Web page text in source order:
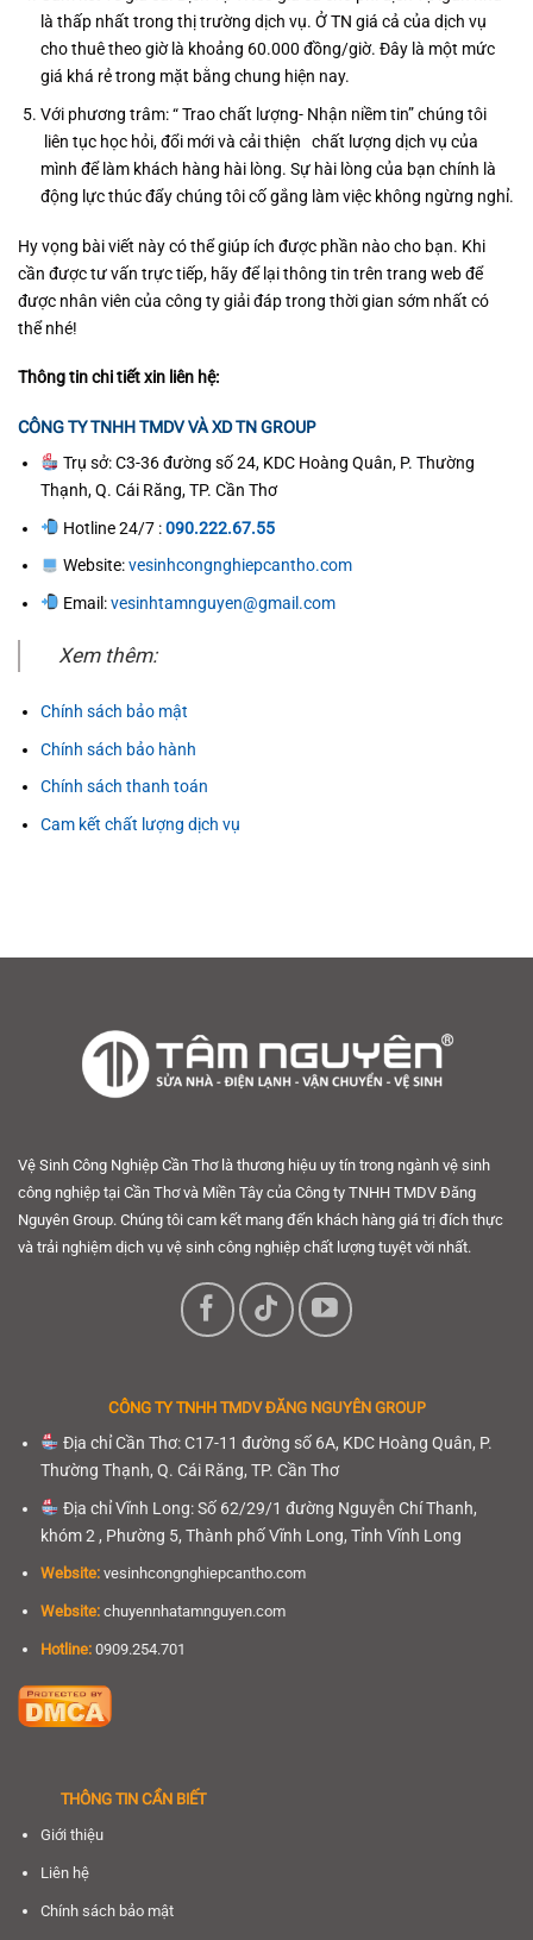
là thấp nhất trong thị trường dịch vụ. Ở TN giá cả của dịch vụ
cho thuê theo giờ là khoảng 60.000 đồng/giờ. Đây là một mức
giá khá rẻ trong mặt bằng chung hiện nay.
Với phương trâm: “ Trao chất lượng- Nhận niềm tin” chúng tôi
liên tục học hỏi, đổi mới và cải thiện chất lượng dịch vụ của
mình để làm khách hàng hài lòng. Sự hài lòng của bạn chính là
động lực thúc đẩy chúng tôi cố gắng làm việc không ngừng nghỉ.
Hy vọng bài viết này có thể giúp ích được phần nào cho bạn. Khi
cần được tư vấn trực tiếp, hãy để lại thông tin trên trang web để
được nhân viên của công ty giải đáp trong thời gian sớm nhất có
thể nhé!
Thông tin chi tiết xin liên hệ:
CÔNG TY TNHH TMDV VÀ XD TN GROUP
Trụ sở: C3-36 đường số 24, KDC Hoàng Quân, P. Thường
Thạnh, Q. Cái Răng, TP. Cần Thơ
Hotline 24/7 :090.222.67.55
Website:vesinhcongnghiepcantho.com
Email:vesinhtamnguyen@gmail.com
Xem thêm:
Chính sách bảo mật
Chính sách bảo hành
Chính sách thanh toán
Cam kết chất lượng dịch vụ
Vệ Sinh Công Nghiệp Cần Thơ là thương hiệu uy tín trong ngành vệ sinh
công nghiệp tại Cần Thơ và Miền Tây của Công ty TNHH TMDV Đăng
Nguyên Group. Chúng tôi cam kết mang đến khách hàng giá trị đích thực
và trải nghiệm dịch vụ vệ sinh công nghiệp chất lượng tuyệt vời nhất.
CÔNG TY TNHH TMDV ĐĂNG NGUYÊN GROUP
Địa chỉ Cần Thơ: C17-11 đường số 6A, KDC Hoàng Quân, P.
Thường Thạnh, Q. Cái Răng, TP. Cần Thơ
Địa chỉ Vĩnh Long: Số 62/29/1 đường Nguyễn Chí Thanh,
khóm 2 , Phường 5, Thành phố Vĩnh Long, Tỉnh Vĩnh Long
Website: vesinhcongnghiepcantho.com
Website: chuyennhatamnguyen.com
Hotline: 0909.254.701
THÔNG TIN CẦN BIẾT
Giới thiệu
Liên hệ
Chính sách bảo mật